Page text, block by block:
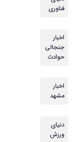
فناوری
اخبار
جنجالی
حوادث
اخبار
مشهد
دنیای
ورزش